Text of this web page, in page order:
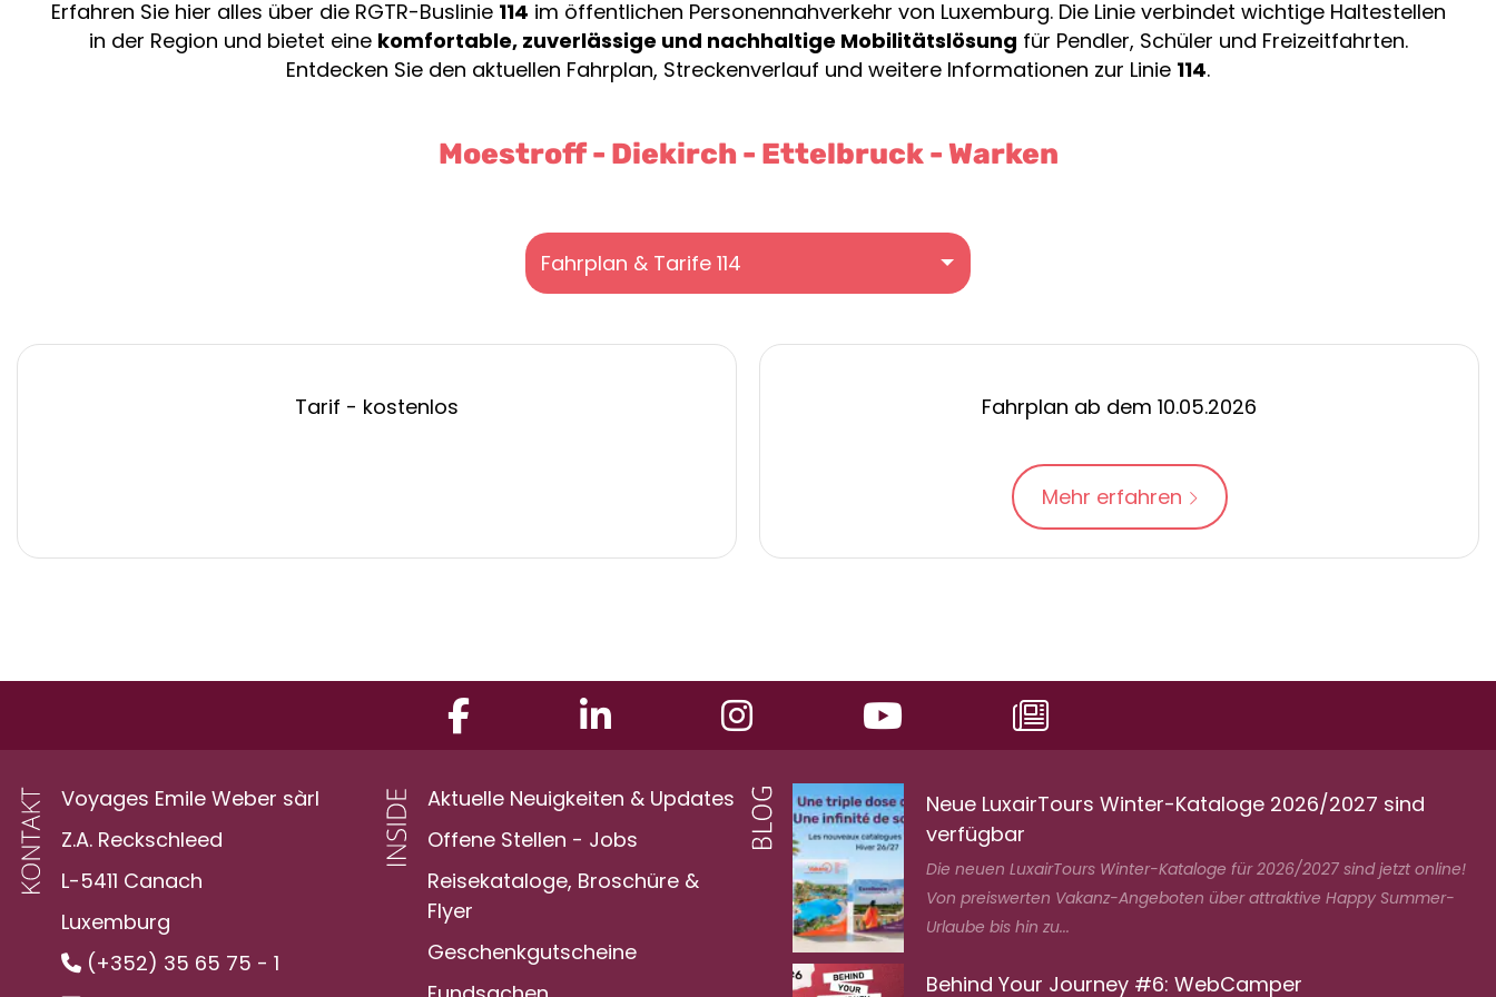
Erfahren Sie hier alles über die RGTR-Buslinie 114 im öffentlichen Personennahverkehr von Luxemburg. Die Linie verbindet wichtige Haltestellen
in der Region und bietet eine komfortable, zuverlässige und nachhaltige Mobilitätslösung für Pendler, Schüler und Freizeitfahrten.
Entdecken Sie den aktuellen Fahrplan, Streckenverlauf und weitere Informationen zur Linie 114.
Moestroff - Diekirch - Ettelbruck - Warken
Fahrplan & Tarife 114
Tarif - kostenlos Fahrplan ab dem 10.05.2026
Mehr erfahren
Voyages Emile Weber sàrl
Z.A. Reckschleed
L-5411 Canach
Luxemburg
(+352) 35 65 75 - 1
Aktuelle Neuigkeiten & Updates
Offene Stellen - Jobs
Reisekataloge, Broschüre &
Flyer
Geschenkgutscheine
Neue LuxairTours Winter-Kataloge 2026/2027 sind
verfügbar
Die neuen LuxairTours Winter-Kataloge für 2026/2027 sind jetzt online!
Von preiswerten Vakanz-Angeboten über attraktive Happy Summer-
Urlaube bis hin zu...
Behind Your Journey #6: WebCamper